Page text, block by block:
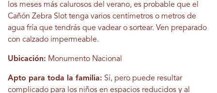
los meses más calurosos del verano, es probable que el
Cañón Zebra Slot tenga varios centímetros o metros de
agua fría que tendrás que vadear o sortear. Ven preparado
con calzado impermeable.
Ubicación: Monumento Nacional
Apto para toda la familia: Sí, pero puede resultar
complicado para los niños en espacios reducidos y al